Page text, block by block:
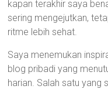
kapan terakhir saya
sering mengejutkan,
ritme lebih sehat.
Saya menemukan
blog pribadi yang
harian. Salah satu yang